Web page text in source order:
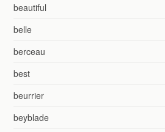
beautiful
belle
berceau
best
beurrier
beyblade